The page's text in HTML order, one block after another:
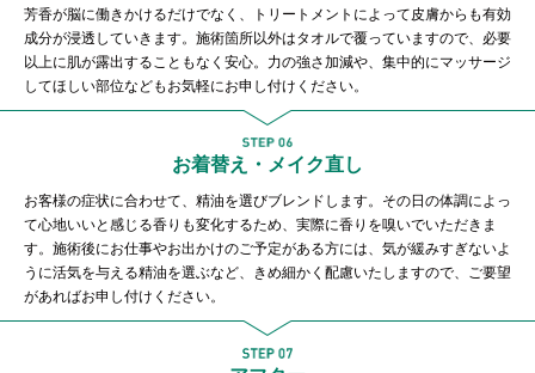
芳香が脳に働きかけるだけでなく、トリートメントによって皮膚からも有効
成分が浸透していきます。施術箇所以外はタオルで覆っていますので、必要
以上に肌が露出することもなく安心。力の強さ加減や、集中的にマッサージ
してほしい部位などもお気軽にお申し付けください。
お着替え・メイク直し
お客様の症状に合わせて、精油を選びブレンドします。その日の体調によっ
て心地いいと感じる香りも変化するため、実際に香りを嗅いでいただきま
す。施術後にお仕事やお出かけのご予定がある方には、気が緩みすぎないよ
うに活気を与える精油を選ぶなど、きめ細かく配慮いたしますので、ご要望
があればお申し付けください。